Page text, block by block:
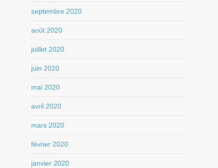
septembre 2020
août 2020
juillet 2020
juin 2020
mai 2020
avril 2020
mars 2020
février 2020
janvier 2020